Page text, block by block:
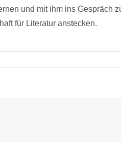
und mit ihm ins Gespräch
für Literatur anstecken.